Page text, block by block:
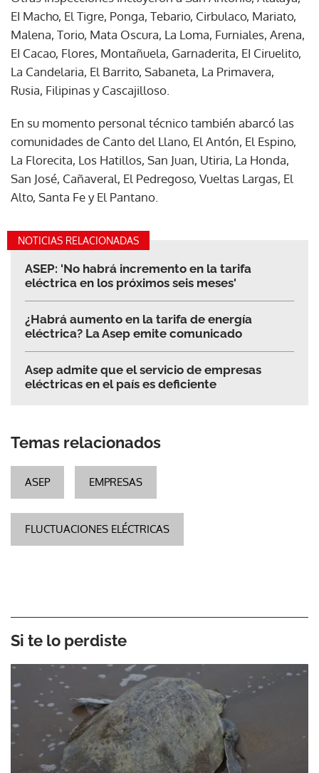
EI Macho, El Tigre, Ponga, Tebario, Cirbulaco, Mariato,
Malena, Torio, Mata Oscura, La Loma, Furniales, Arena,
EI Cacao, Flores, Montañuela, Garnaderita, EI Ciruelito,
La Candelaria, El Barrito, Sabaneta, La Primavera,
Rusia, Filipinas y Cascajilloso.
En su momento personal técnico también abarcó las
comunidades de Canto del Llano, El Antón, El Espino,
La Florecita, Los Hatillos, San Juan, Utiria, La Honda,
San José, Cañaveral, El Pedregoso, Vueltas Largas, El
Alto, Santa Fe y El Pantano.
NOTICIAS RELACIONADAS
ASEP: 'No habrá incremento en la tarifa
eléctrica en los próximos seis meses'
¿Habrá aumento en la tarifa de energía
eléctrica? La Asep emite comunicado
Asep admite que el servicio de empresas
eléctricas en el país es deficiente
Temas relacionados
ASEP EMPRESAS
FLUCTUACIONES ELÉCTRICAS
Si te lo perdiste